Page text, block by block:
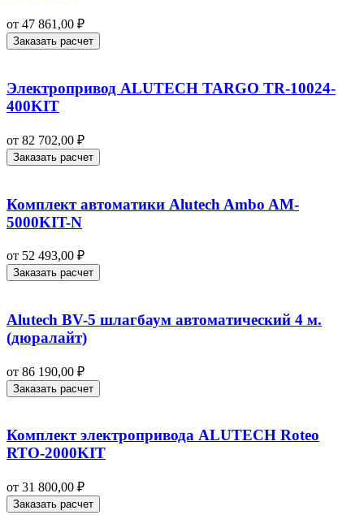
от 47 861,00 ₽
Заказать расчет
Электропривод ALUTECH TARGO TR-10024-
400KIT
от 82 702,00 ₽
Заказать расчет
Комплект автоматики Alutech Ambo AM-
5000KIT-N
от 52 493,00 ₽
Заказать расчет
Alutech BV-5 шлагбаум автоматический 4 м.
(дюралайт)
от 86 190,00 ₽
Заказать расчет
Комплект электропривода ALUTECH Roteo
RTO-2000KIT
от 31 800,00 ₽
Заказать расчет